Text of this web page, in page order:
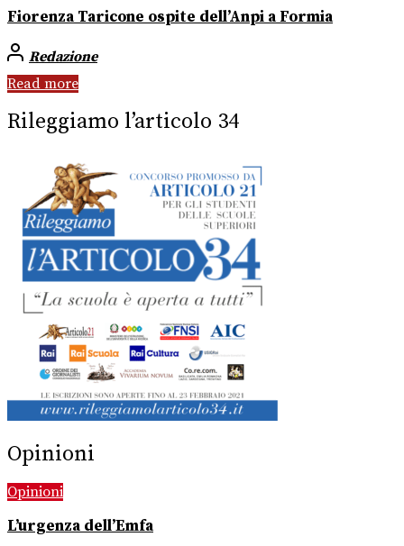
Fiorenza Taricone ospite dell’Anpi a Formia
Redazione
Read more
Rileggiamo l’articolo 34
Opinioni
Opinioni
L’urgenza dell’Emfa